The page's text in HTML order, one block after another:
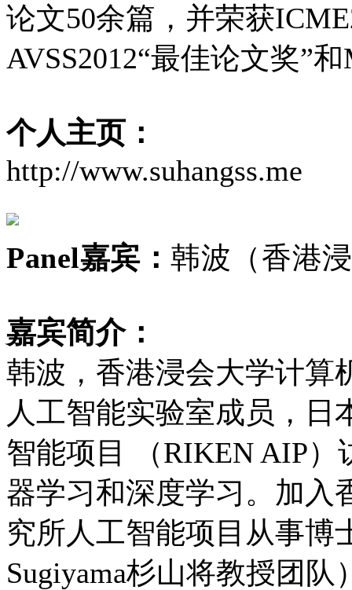
论文50余篇，并荣获
AVSS2012“最佳论文奖”
个人主页：
http://www.suhangss.me
Panel嘉宾：韩波（香港
嘉宾简介：
韩波，香港浸会大学计算
人工智能实验室成员，日
智能项目 （RIKEN AIP
器学习和深度学习。加入
究所人工智能项目从事博
Sugiyama杉山将教授团